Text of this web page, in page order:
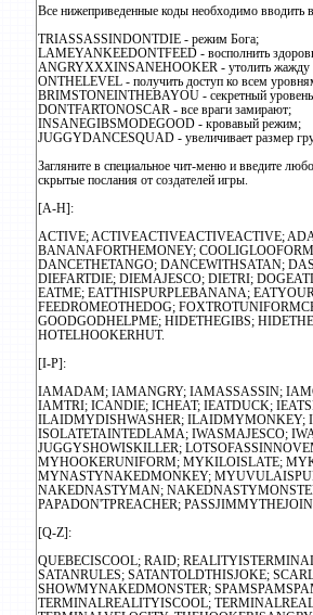
Все нижеприведенные коды необходимо вводить
TRIASSASSINDONTDIE - режим Бога;
LAMEYANKEEDONTFEED - восполнить
ANGRYXXXINSANEHOOKER - утолить жажду
ONTHELEVEL - получить доступ ко всем
BRIMSTONEINTHEBAYOU - секретный
DONTFARTONOSCAR - все враги замирают;
INSANEGIBSMODEGOOD - кровавый режим;
JUGGYDANCESQUAD - увеличивает размер
Загляните в специальное чит-меню и введите
скрытые послания от создателей игры.
[A-H]:
ACTIVE; ACTIVEACTIVEACTIVEACTIVE;
BANANAFORTHEMONEY;
DANCETHETANGO; DANCEWITHSATAN;
DIEFARTDIE; DIEMAJESCO; DIETRI;
EATME; EATTHISPURPLEBANANA;
FEEDROMEOTHEDOG;
GOODGODHELPME; HIDETHEGIBS;
HOTELHOOKERHUT.
[I-P]:
IAMADAM; IAMANGRY; IAMASSASSIN;
IAMTRI; ICANDIE; ICHEAT; IEATDUCK;
ILAIDMYDISHWASHER;
ISOLATETAINTEDLAMA; IWASMAJESCO;
JUGGYSHOWISKILLER;
MYHOOKERUNIFORM; MYKILOISLATE;
MYNASTYNAKEDMONKEY;
NAKEDNASTYMAN;
PAPADON'TPREACHER;
[Q-Z]:
QUEBECISCOOL; RAID;
SATANRULES; SATANTOLDTHISJOKE;
SHOWMYNAKEDMONSTER;
TERMINALREALITYISCOOL;